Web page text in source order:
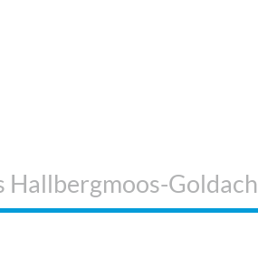
Hallbergmoos-Goldach